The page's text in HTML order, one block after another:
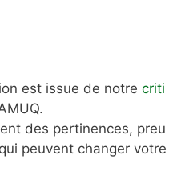
est issue de notre criti
des pertinences, preu
peuvent changer votre